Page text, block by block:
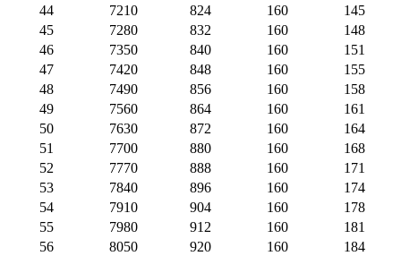
44
7210 824 160
145
45
7280 832 160
148
46
7350 840 160
151
47
7420 848 160
155
48
7490 856 160
158
49
7560 864 160
161
50
7630 872 160
164
51
7700 880 160
168
52
7770 888 160
171
53
7840 896 160
174
54
7910 904 160
178
55
7980 912 160
181
56
8050 920 160
184